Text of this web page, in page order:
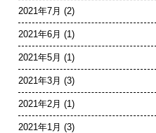
2021年7月 (2)
2021年6月 (1)
2021年5月 (1)
2021年3月 (3)
2021年2月 (1)
2021年1月 (3)